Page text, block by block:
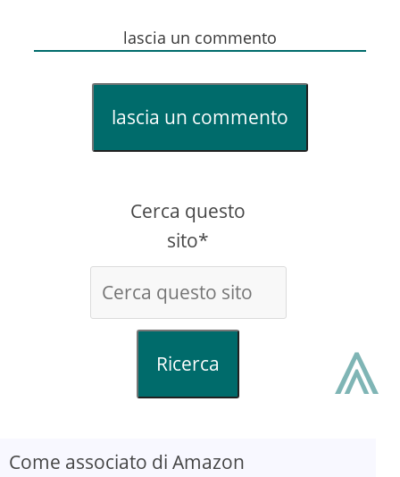
lascia un commento
lascia un commento
Cerca questo
sito*
Ricerca
Come associato di Amazon
⩓